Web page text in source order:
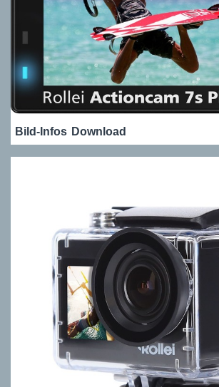
Bild-Infos Download